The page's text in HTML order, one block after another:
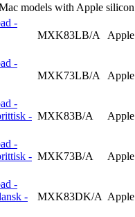
models with Apple silicon
-
MXK83LB/A Apple
-
MXK73LB/A Apple
-
- MXK83B/A Apple
-
- MXK73B/A Apple
-
-
MXK83DK/A Apple